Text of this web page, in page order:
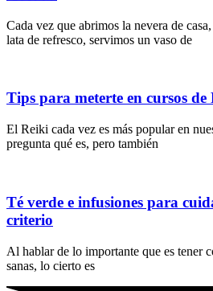
Cada vez que abrimos la nevera de
lata de refresco, servimos un vaso de
Tips para meterte en cursos de
El Reiki cada vez es más popular en
pregunta qué es, pero también
Té verde e infusiones para
criterio
Al hablar de lo importante que es tener
sanas, lo cierto es